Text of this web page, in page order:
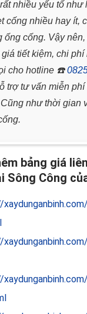
nhiều yếu tố như
cống nhiều hay ít,
ống cống. Vậy
tiết kiệm, chi phí
cho hotline ☎️
trợ tư vấn miễn phí
như thời gian
bảng giá
Sông Công